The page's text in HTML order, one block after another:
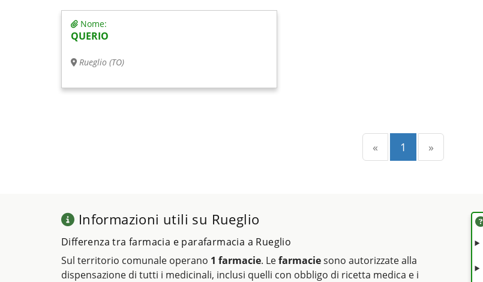
Nome:
QUERIO
Rueglio (TO)
« Precedente
1 (current)
»
Informazioni utili su Rueglio
Differenza tra farmacia e parafarmacia a Rueglio
Sul territorio comunale operano 1 farmacie. Lefarmaciesono autorizzate alla
dispensazione di tutti i medicinali, inclusi quelli con obbligo di ricetta medica e i